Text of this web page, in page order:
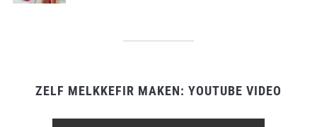
ZELF MELKKEFIR MAKEN: YOUTUBE VIDEO